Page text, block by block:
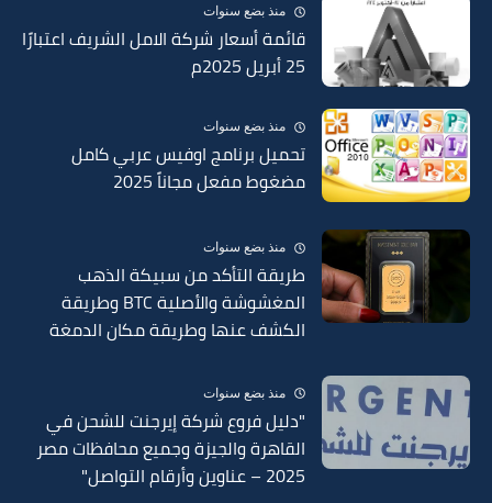
منذ بضع سنوات
قائمة أسعار شركة الامل الشريف اعتبارًا
منذ بضع سنوات
تحميل برنامج اوفيس عربي كامل
مضغوط مفعل مجاناً 2025
منذ بضع سنوات
طريقة التأكد من سبيكة الذهب
المغشوشة والأصلية BTC وطريقة
الكشف عنها وطريقة مكان الدمغة
منذ بضع سنوات
"دليل فروع شركة إيرجنت للشحن في
القاهرة والجيزة وجميع محافظات مصر
2025 – عناوين وأرقام التواصل"